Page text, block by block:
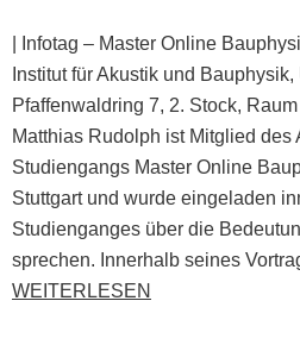
| Infotag – Master Online
Institut für Akustik und
Pfaffenwaldring 7, 2. Stock,
Matthias Rudolph ist Mitglied des
Studiengangs Master Online
Stuttgart und wurde eingeladen
Studienganges über die
sprechen. Innerhalb seines
WEITERLESEN